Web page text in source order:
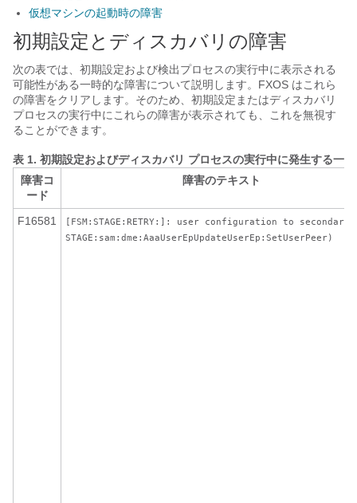
仮想マシンの起動時の障害
初期設定とディスカバリの障害
次の表では、初期設定および検出プロセスの実行中に表示される
可能性がある一時的な障害について説明します。FXOS はこれら
の障害をクリアします。そのため、初期設定またはディスカバリ
プロセスの実行中にこれらの障害が表示されても、これを無視す
ることができます。
表 1. 初期設定およびディスカバリ プロセスの実行中に発生する一
障害コ
ード
障害のテキスト
F16581
[FSM:STAGE:RETRY:]: user configuration to
STAGE:sam:dme:AaaUserEpUpdateUserEp:SetUserPeer)